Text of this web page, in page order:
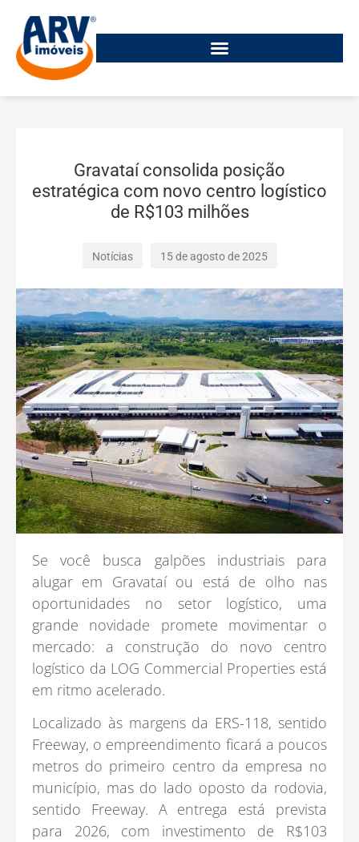
Gravataí consolida posição
estratégica com novo centro logístico
de R$103 milhões
Notícias 15 de agosto de 2025
Se você busca galpões industriais para
alugar em Gravataí ou está de olho nas
oportunidades no setor logístico, uma
grande novidade promete movimentar o
mercado: a construção do novo centro
logístico da LOG Commercial Properties está
em ritmo acelerado.
Localizado às margens da ERS-118, sentido
Freeway, o empreendimento ficará a poucos
metros do primeiro centro da empresa no
município, mas do lado oposto da rodovia,
sentido Freeway. A entrega está prevista
para 2026, com investimento de R$103